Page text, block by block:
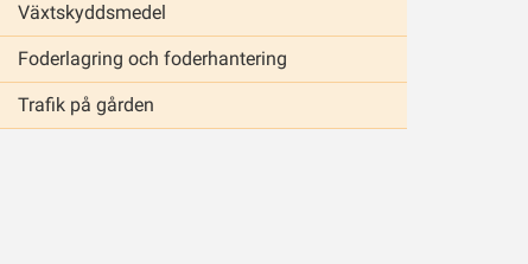
Växtskyddsmedel
Foderlagring och foderhantering
Trafik på gården